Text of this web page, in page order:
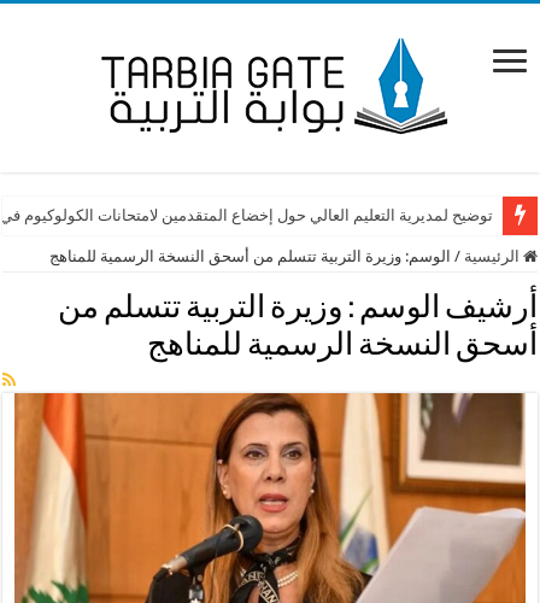
توضيح لمديرية التعليم العالي حول إخضاع المتقدمين لامتحانات الكولوكيوم
الرئيسية / الوسم:وزيرة التربية تتسلم من أسحق النسخة الرسمية للمناهج
أرشيف الوسم : وزيرة التربية تتسلم من
أسحق النسخة الرسمية للمناهج